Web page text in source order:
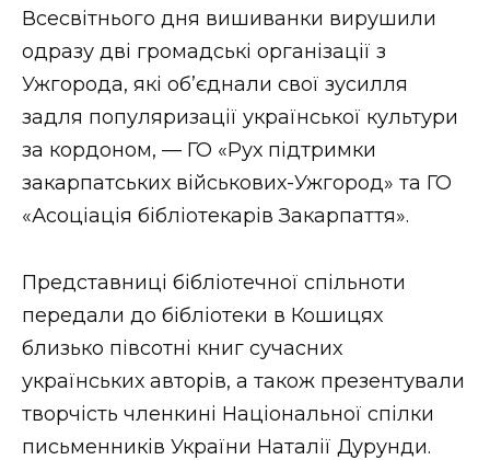
ЗАКАРПАТСЬКІ НОВИНИ
НОВИНИ ЗАХІДНОЇ УКРАЇНИ
ВІДЕО
Всесвітнього дня вишиванки вирушили
одразу дві громадські організації з
Ужгорода, які об’єднали свої зусилля
задля популяризації української культури
за кордоном, — ГО «Рух підтримки
закарпатських військових-Ужгород» та ГО
«Асоціація бібліотекарів Закарпаття».
Представниці бібліотечної спільноти
передали до бібліотеки в Кошицях
близько півсотні книг сучасних
українських авторів, а також презентували
творчість членкині Національної спілки
письменників України Наталії Дурунди.